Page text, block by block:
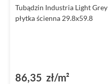
Tubądzin Industria Light Grey
płytka ścienna 29.8x59.8
86,35 zł/m²